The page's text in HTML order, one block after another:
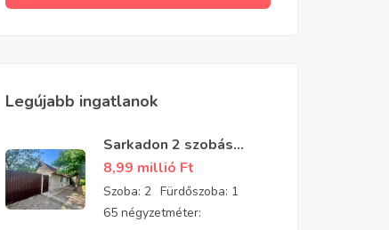
Legújabb ingatlanok
Sarkadon 2 szobás
részben felújított
családi ház eladó
8,99 millió Ft
Szoba: 2 Fürdőszoba: 1
65 négyzetméter: